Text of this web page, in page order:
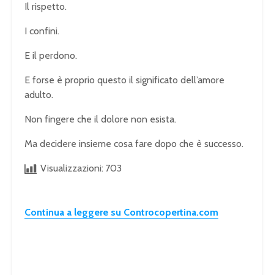
Il rispetto.
I confini.
E il perdono.
E forse è proprio questo il significato dell’amore
adulto.
Non fingere che il dolore non esista.
Ma decidere insieme cosa fare dopo che è successo.
Visualizzazioni: 703
Continua a leggere su Controcopertina.com